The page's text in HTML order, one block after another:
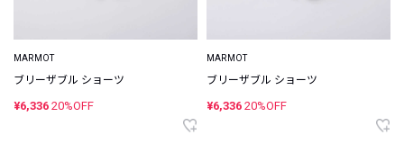
MARMOT
ブリーザブル ショーツ
¥6,336 20%OFF
MARMOT
ブリーザブル ショーツ
¥6,336 20%OFF